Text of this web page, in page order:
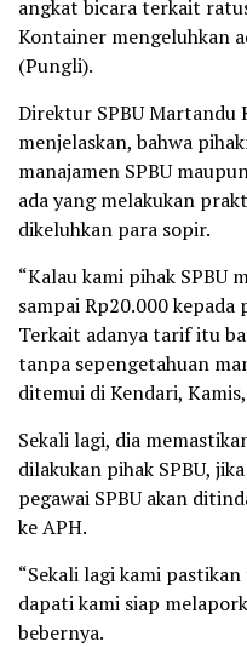
angkat bicara terkait
Kontainer mengeluhkan
(Pungli).
Direktur SPBU Martandu
menjelaskan, bahwa
manajamen SPBU
ada yang melakukan
dikeluhkan para sopir.
“Kalau kami pihak SPBU
sampai Rp20.000
Terkait adanya tarif itu
tanpa sepengetahuan
ditemui di Kendari,
Sekali lagi, dia
dilakukan pihak SPBU,
pegawai SPBU akan
ke APH.
“Sekali lagi kami
dapati kami siap
bebernya.